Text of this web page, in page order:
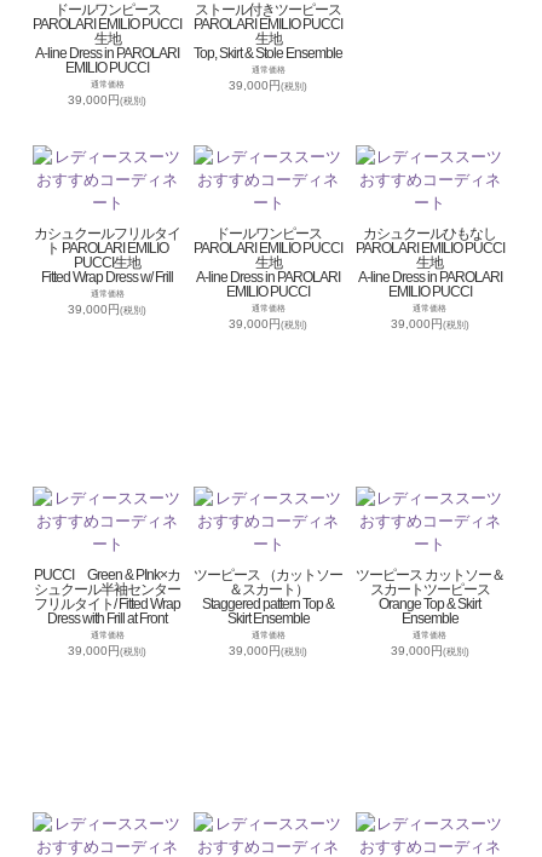
ドールワンピース
PAROLARI EMILIO PUCCI
生地
A-line Dress in PAROLARI
EMILIO PUCCI
通常価格
39,000円(税別)
ストール付きツーピース
PAROLARI EMILIO PUCCI
生地
Top, Skirt & Stole Ensemble
通常価格
39,000円(税別)
カシュクールフリルタイ
ト PAROLARI EMILIO
PUCCI生地
Fitted Wrap Dress w/ Frill
通常価格
39,000円(税別)
ドールワンピース
PAROLARI EMILIO PUCCI
生地
A-line Dress in PAROLARI
EMILIO PUCCI
通常価格
39,000円(税別)
カシュクールひもなし
PAROLARI EMILIO PUCCI
生地
A-line Dress in PAROLARI
EMILIO PUCCI
通常価格
39,000円(税別)
PUCCI Green & PInk×カ
シュクール半袖センター
フリルタイト/ Fitted Wrap
Dress with Frill at Front
通常価格
39,000円(税別)
ツーピース （カットソー
＆スカート）
Staggered pattern Top &
Skirt Ensemble
通常価格
39,000円(税別)
ツーピース カットソー＆
スカートツーピース
Orange Top & Skirt
Ensemble
通常価格
39,000円(税別)